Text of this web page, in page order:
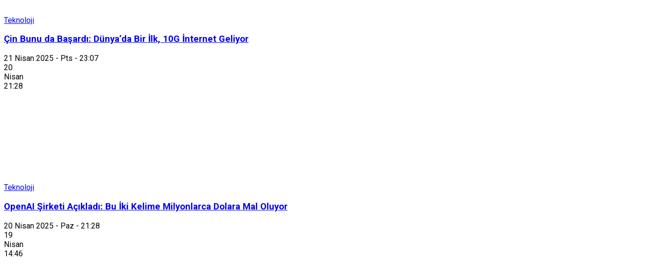
Teknoloji
Çin Bunu da Başardı: Dünya’da Bir İlk, 10G İnternet Geliyor
21 Nisan 2025 - Pts - 23:07
20
Nisan
21:28
Teknoloji
OpenAI Şirketi Açıkladı: Bu İki Kelime Milyonlarca Dolara Mal Oluyor
20 Nisan 2025 - Paz - 21:28
19
Nisan
14:46